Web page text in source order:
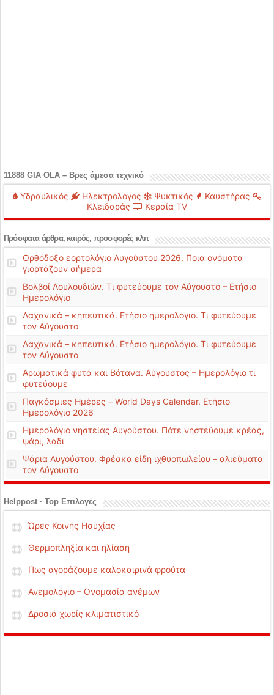
11888 GIA OLA – Βρες άμεσα τεχνικό
Υδραυλικός Ηλεκτρολόγος Ψυκτικός
Καυστήρας
Κλειδαράς
Κεραία TV
Πρόσφατα άρθρα, καιρός, προσφορές κλπ
Ορθόδοξο εορτολόγιο Αυγούστου 2026. Ποια ονόματα
γιορτάζουν σήμερα
Βολβοί Λουλουδιών. Τι φυτεύουμε τον Αύγουστο – Ετήσιο
Ημερολόγιο
Λαχανικά – κηπευτικά. Ετήσιο ημερολόγιο. Τι φυτεύουμε
τον Αύγουστο
Λαχανικά – κηπευτικά. Ετήσιο ημερολόγιο. Τι φυτεύουμε
τον Αύγουστο
Αρωματικά φυτά και Βότανα. Αύγουστος – Ημερολόγιο τι
φυτεύουμε
Παγκόσμιες Ημέρες – World Days Calendar. Ετήσιο
Ημερολόγιο 2026
Ημερολόγιο νηστείας Αυγούστου. Πότε νηστεύουμε κρέας,
ψάρι, λάδι
Ψάρια Αυγούστου. Φρέσκα είδη ιχθυοπωλείου – αλιεύματα
τον Αύγουστο
Helppost · Top Επιλογές
Ώρες Κοινής Ησυχίας
Θερμοπληξία και ηλίαση
Πως αγοράζουμε καλοκαιρινά φρούτα
Ανεμολόγιο – Ονομασία ανέμων
Δροσιά χωρίς κλιματιστικό